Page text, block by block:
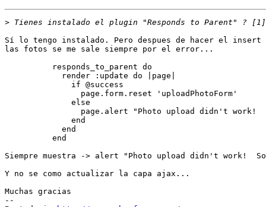
>
Sí lo tengo instalado. Pero despues de hacer el
las fotos se me sale siempre por el error...
          responds_to_parent do
            render :update do |page|
              if @success
                page.form.reset 'uploadPhotoForm'
              else
page.alert "Photo upload didn't work!
              end
            end
          end
Siempre muestra -> alert "Photo upload didn't work!
Y no se como actualizar la capa ajax...
Muchas gracias
--